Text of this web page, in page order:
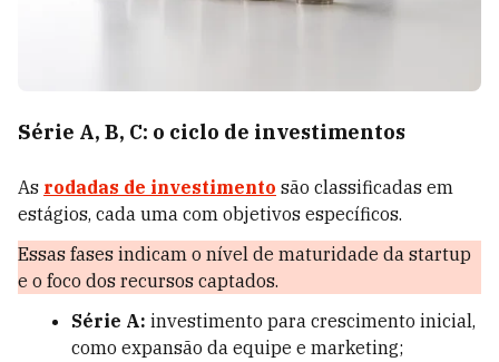
Série A, B, C: o ciclo de investimentos
As rodadas de investimento são classificadas em
estágios, cada uma com objetivos específicos.
Essas fases indicam o nível de maturidade da startup
e o foco dos recursos captados.
Série A: investimento para crescimento inicial,
como expansão da equipe e marketing;